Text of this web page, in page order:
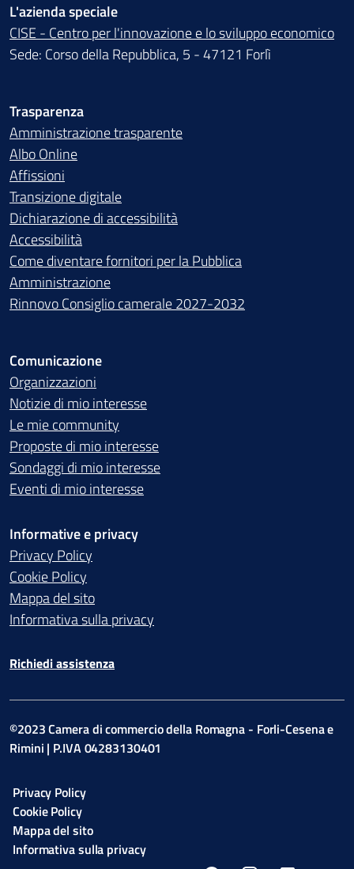
L'azienda speciale
CISE - Centro per l'innovazione e lo sviluppo economico
Sede: Corso della Repubblica, 5 - 47121 Forlì
Trasparenza
Amministrazione trasparente
Albo Online
Affissioni
Transizione digitale
Dichiarazione di accessibilità
Accessibilità
Come diventare fornitori per la Pubblica
Amministrazione
Rinnovo Consiglio camerale 2027-2032
Comunicazione
Organizzazioni
Notizie di mio interesse
Le mie community
Proposte di mio interesse
Sondaggi di mio interesse
Eventi di mio interesse
Informative e privacy
Privacy Policy
Cookie Policy
Mappa del sito
Informativa sulla privacy
Richiedi assistenza
©2023 Camera di commercio della Romagna - Forli-Cesena e
Rimini | P.IVA 04283130401
Privacy Policy
Cookie Policy
Mappa del sito
Informativa sulla privacy